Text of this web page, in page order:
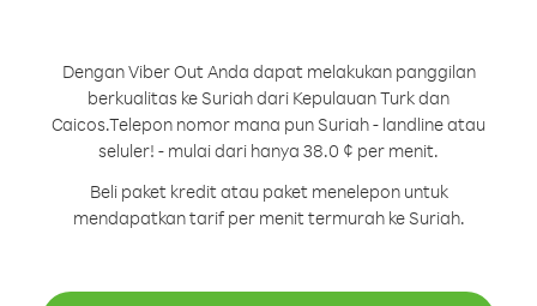
Dengan Viber Out Anda dapat melakukan panggilan
berkualitas ke Suriah dari Kepulauan Turk dan
Caicos.Telepon nomor mana pun Suriah - landline atau
seluler! - mulai dari hanya 38.0 ¢ per menit.
Beli paket kredit atau paket menelepon untuk
mendapatkan tarif per menit termurah ke Suriah.